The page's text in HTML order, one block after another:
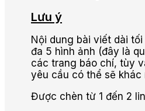
Lưu ý
Nội dung bài viết dài
đa 5 hình ảnh (đây là
các trang báo chí, tùy
yêu cầu có thể sẽ khác
Được chèn từ 1 đến 2